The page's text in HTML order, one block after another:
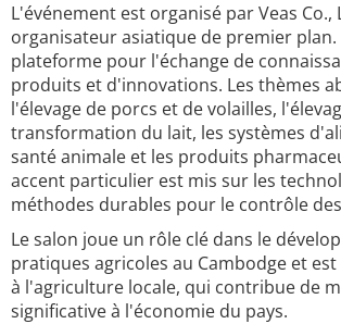
L'événement est organisé par Veas Co.,
organisateur asiatique de premier
plateforme pour l'échange de
produits et d'innovations. Les thèmes
l'élevage de porcs et de volailles,
transformation du lait, les systèmes
santé animale et les produits
accent particulier est mis sur les
méthodes durables pour le contrôle
Le salon joue un rôle clé dans le
pratiques agricoles au Cambodge et
à l'agriculture locale, qui contribue de
significative à l'économie du pays.